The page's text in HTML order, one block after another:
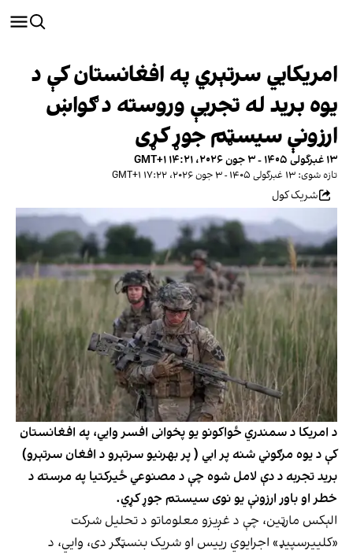
امریکایي سرتېري په افغانستان کې د
یوه برید له تجربې وروسته د ګواښ
ارزونې سیسټم جوړ کړی
۱۳ غبرگولی ۱۴۰۵ - ۳ جون ۲۰۲۶، ۱۴:۲۱ GMT+۱
تازه شوی: ۱۳ غبرگولی ۱۴۰۵ - ۳ جون ۲۰۲۶، ۱۷:۲۲ GMT+۱
شریک کول
د امریکا د سمندري ځواکونو یو پخوانی افسر وایي، په افغانستان
کې د یوه مرګوني شنه پر ابي ( پر بهرنیو سرتېرو د افغان سرتېرو)
برید تجربه د دې لامل شوه چې د مصنوعي ځیرکتیا په مرسته د
خطر او باور ارزونې یو نوی سیستم جوړ کړي.
الېکس مارټین، چې د غږیزو معلوماتو د تحلیل شرکت
«کلییرسپیډ» اجرایوي رییس او شریک بنسټګر دی، وایي، د